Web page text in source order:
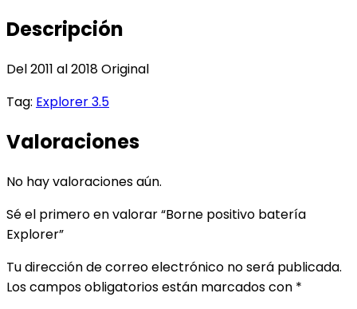
Descripción
Del 2011 al 2018 Original
Tag: Explorer 3.5
Valoraciones
No hay valoraciones aún.
Sé el primero en valorar “Borne positivo batería
Explorer”
Tu dirección de correo electrónico no será publicada.
Los campos obligatorios están marcados con *